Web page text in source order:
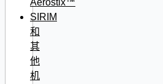
SIRIM
和
其
他
机